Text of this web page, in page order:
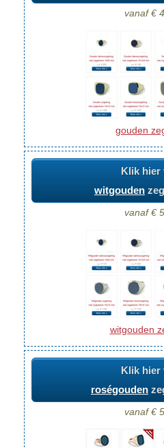
vanaf €
gouden
Klik hier
witgouden
vanaf €
witgouden
Klik hier
roségouden
vanaf €